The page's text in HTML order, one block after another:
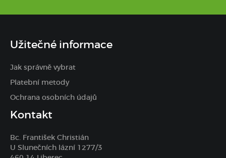
Užitečné informace
Jak správně vybrat
Platební metody
Ochrana osobních údajů
Kontakt
Bc. František Christián
U Slunečních lázní 1277/3